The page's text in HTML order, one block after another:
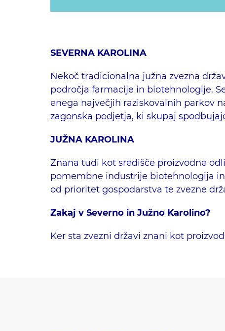
Iskalni niz
SEVERNA KAROLINA
Nekoč tradicionalna južna zvezna
področja farmacije in biotehnologije.
enega največjih raziskovalnih parkov
zagonska podjetja, ki skupaj
JUŽNA KAROLINA
Znana tudi kot središče proizvodne
pomembne industrije biotehnologija
od prioritet gospodarstva te zvezne
Zakaj v Severno in Južno Karolino?
Ker sta zvezni državi znani kot